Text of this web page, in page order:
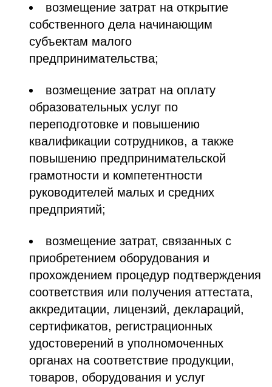
возмещение затрат на открытие
собственного дела начинающим
субъектам малого
предпринимательства;
возмещение затрат на оплату
образовательных услуг по
переподготовке и повышению
квалификации сотрудников, а также
повышению предпринимательской
грамотности и компетентности
руководителей малых и средних
предприятий;
возмещение затрат, связанных с
приобретением оборудования и
прохождением процедур подтверждения
соответствия или получения аттестата,
аккредитации, лицензий, деклараций,
сертификатов, регистрационных
удостоверений в уполномоченных
органах на соответствие продукции,
товаров, оборудования и услуг